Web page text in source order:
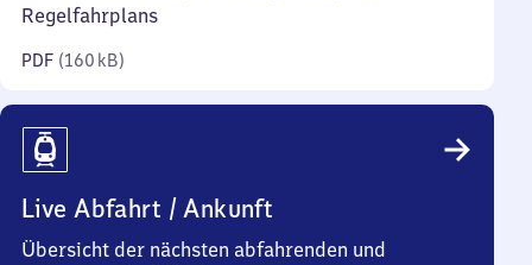
Regelfahrplans
PDF (160 kB)
Live Abfahrt / Ankunft
Übersicht der nächsten abfahrenden und